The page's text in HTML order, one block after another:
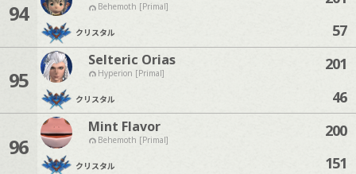
94 Behemoth [Primal]
クリスタル
57
95
Selteric Orias
Hyperion [Primal]
クリスタル
201
46
96
Mint Flavor
Behemoth [Primal]
クリスタル
200
151